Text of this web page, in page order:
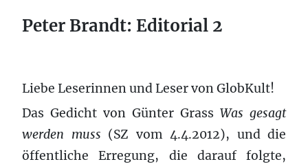
Peter Brandt: Editorial 2
Liebe Leserinnen und Leser von GlobKult!
Das Gedicht von Günter Grass Was gesagt
werden muss (SZ vom 4.4.2012), und die
öffentliche Erregung, die darauf folgte,